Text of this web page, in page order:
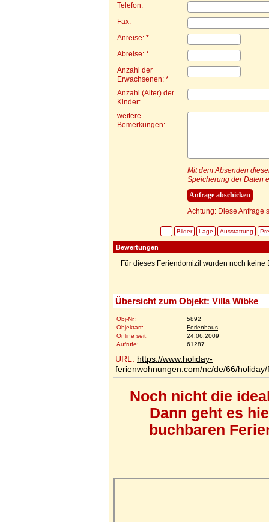
Telefon:
Fax:
Anreise: *
Abreise: *
Anzahl der
Erwachsenen: *
Anzahl (Alter) der
Kinder:
weitere
Bemerkungen:
Mit dem Absenden
Speicherung der Daten
Achtung: Diese Anfrage
Bilder Lage Ausstattung
Bewertungen
Für dieses Feriendomizil wurden noch
Übersicht zum Objekt: Villa Wibke
Obj-Nr.:
5892
Objektart:
Ferienhaus
Online seit:
24.06.2009
Aufrufe:
61287
URL: https://www.holiday-
ferienwohnungen.com/nc/de/66/
Noch nicht die
Dann geht es
buchbaren